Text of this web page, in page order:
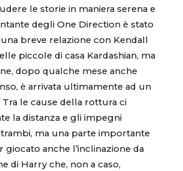
le storie in maniera serena e
degli One Direction è stato
breve relazione con Kendall
piccole di casa Kardashian, ma
dopo qualche mese anche
è arrivata ultimamente ad un
le cause della rottura ci
la distanza e gli impegni
ma una parte importante
giocato anche l’inclinazione da
di Harry che, non a caso,